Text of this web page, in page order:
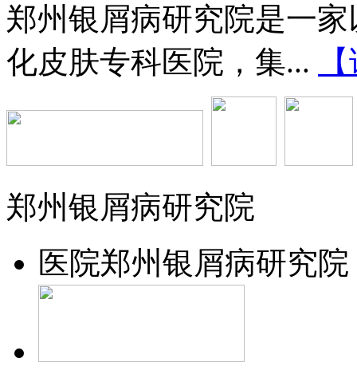
郑州银屑病研究院是一
化皮肤专科医院，集...
郑州银屑病研究院
医院郑州银屑病研究院